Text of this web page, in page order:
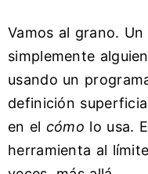
Vamos al grano.
simplemente
usando un
definición
en el cómo lo usa.
herramienta al